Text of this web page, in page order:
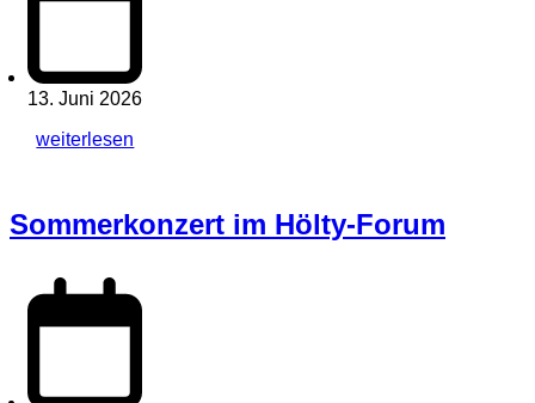
13. Juni 2026
weiterlesen
Sommerkonzert im Hölty-Forum